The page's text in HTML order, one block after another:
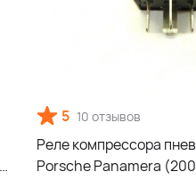
5 10 отзывов
Реле компрессора
Porsche Panamera